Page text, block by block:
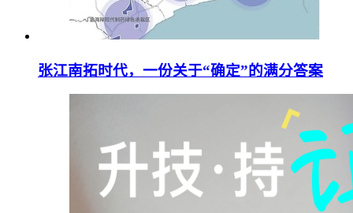
张江南拓时代，一份关于“确定”的满分答案